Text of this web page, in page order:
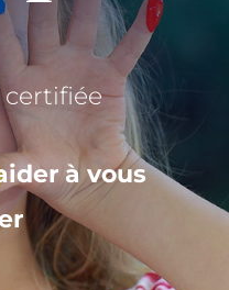
à vous